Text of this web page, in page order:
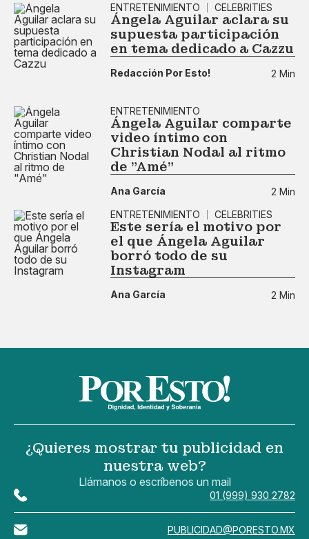
ENTRETENIMIENTO CELEBRITIES
Ángela Aguilar aclara su
supuesta participación
en tema dedicado a Cazzu
Redacción Por Esto! 2 Min
ENTRETENIMIENTO
Ángela Aguilar comparte
video íntimo con
Christian Nodal al ritmo
de "Amé"
Ana García
2 Min
ENTRETENIMIENTO
CELEBRITIES
Este sería el motivo por
el que Ángela Aguilar
borró todo de su
Instagram
Ana García 2 Min
¿Quieres mostrar tu publicidad en
nuestra web?
Llámanos o escríbenos un mail
01 (999) 930 2782
PUBLICIDAD@PORESTO.MX